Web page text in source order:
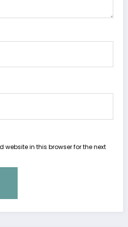
website in this browser for the next